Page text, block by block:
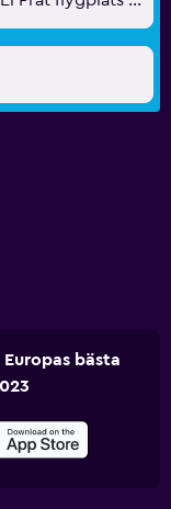
bästa